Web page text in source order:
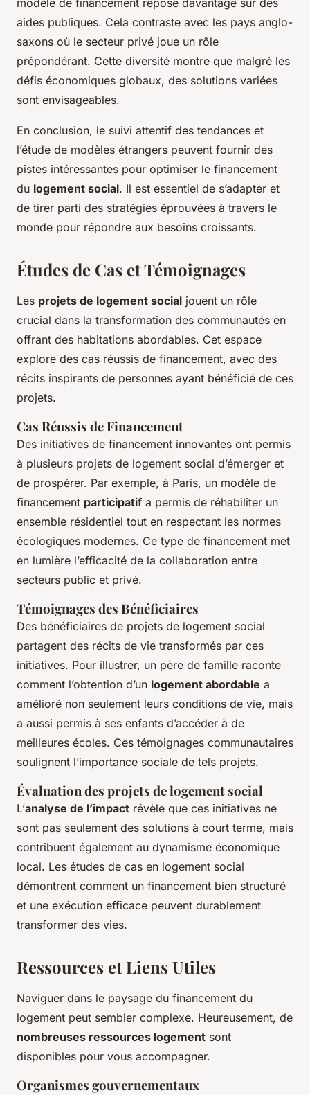
modèle de financement repose davantage sur des
aides publiques. Cela contraste avec les pays anglo-
saxons où le secteur privé joue un rôle
prépondérant. Cette diversité montre que malgré les
défis économiques globaux, des solutions variées
sont envisageables.
En conclusion, le suivi attentif des tendances et
l’étude de modèles étrangers peuvent fournir des
pistes intéressantes pour optimiser le financement
du logement social. Il est essentiel de s’adapter et
de tirer parti des stratégies éprouvées à travers le
monde pour répondre aux besoins croissants.
Études de Cas et Témoignages
Les projets de logement social jouent un rôle
crucial dans la transformation des communautés en
offrant des habitations abordables. Cet espace
explore des cas réussis de financement, avec des
récits inspirants de personnes ayant bénéficié de ces
projets.
Cas Réussis de Financement
Des initiatives de financement innovantes ont permis
à plusieurs projets de logement social d’émerger et
de prospérer. Par exemple, à Paris, un modèle de
financement participatif a permis de réhabiliter un
ensemble résidentiel tout en respectant les normes
écologiques modernes. Ce type de financement met
en lumière l’efficacité de la collaboration entre
secteurs public et privé.
Témoignages des Bénéficiaires
Des bénéficiaires de projets de logement social
partagent des récits de vie transformés par ces
initiatives. Pour illustrer, un père de famille raconte
comment l’obtention d’un logement abordable a
amélioré non seulement leurs conditions de vie, mais
a aussi permis à ses enfants d’accéder à de
meilleures écoles. Ces témoignages communautaires
soulignent l’importance sociale de tels projets.
Évaluation des projets de logement social
L’analyse de l’impact révèle que ces initiatives ne
sont pas seulement des solutions à court terme, mais
contribuent également au dynamisme économique
local. Les études de cas en logement social
démontrent comment un financement bien structuré
et une exécution efficace peuvent durablement
transformer des vies.
Ressources et Liens Utiles
Naviguer dans le paysage du financement du
logement peut sembler complexe. Heureusement, de
nombreuses ressources logement sont
disponibles pour vous accompagner.
Organismes gouvernementaux